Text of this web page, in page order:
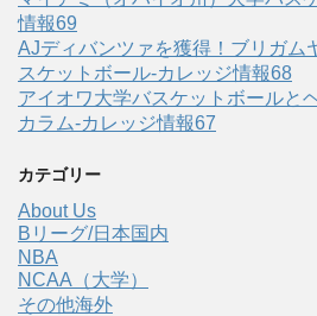
情報69
AJディバンツァを獲得！ブリガム
スケットボール-カレッジ情報68
アイオワ大学バスケットボールと
カラム-カレッジ情報67
カテゴリー
About Us
Bリーグ/日本国内
NBA
NCAA（大学）
その他海外